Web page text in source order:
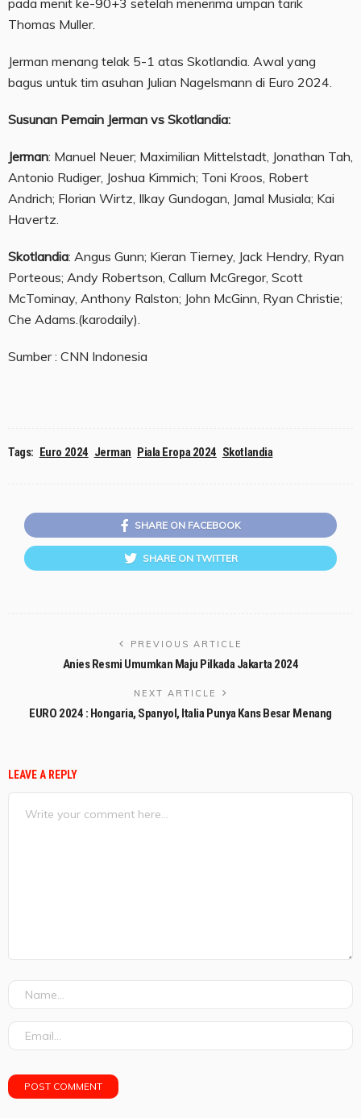
pada menit ke-90+3 setelah menerima umpan tarik
Thomas Muller.
Jerman menang telak 5-1 atas Skotlandia. Awal yang
bagus untuk tim asuhan Julian Nagelsmann di Euro 2024.
Susunan Pemain Jerman vs Skotlandia:
Jerman: Manuel Neuer; Maximilian Mittelstadt, Jonathan Tah,
Antonio Rudiger, Joshua Kimmich; Toni Kroos, Robert
Andrich; Florian Wirtz, Ilkay Gundogan, Jamal Musiala; Kai
Havertz.
Skotlandia: Angus Gunn; Kieran Tierney, Jack Hendry, Ryan
Porteous; Andy Robertson, Callum McGregor, Scott
McTominay, Anthony Ralston; John McGinn, Ryan Christie;
Che Adams.(karodaily).
Sumber : CNN Indonesia
Tags: Euro 2024 Jerman Piala Eropa 2024 Skotlandia
SHARE ON FACEBOOK
SHARE ON TWITTER
PREVIOUS ARTICLE
Anies Resmi Umumkan Maju Pilkada Jakarta 2024
NEXT ARTICLE
EURO 2024 : Hongaria, Spanyol, Italia Punya Kans Besar Menang
LEAVE A REPLY